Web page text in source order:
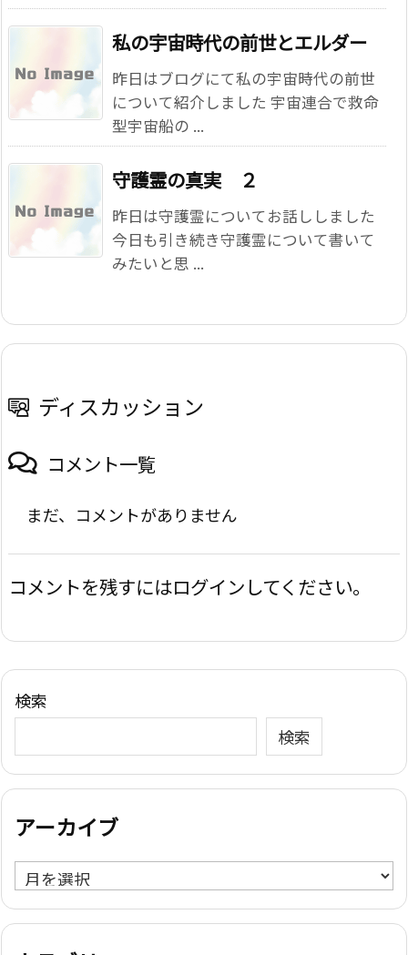
私の宇宙時代の前世とエルダー
昨日はブログにて私の宇宙時代の前世
について紹介しました 宇宙連合で救命
型宇宙船の ...
守護霊の真実 ２
昨日は守護霊についてお話ししました
今日も引き続き守護霊について書いて
みたいと思 ...
ディスカッション
コメント一覧
まだ、コメントがありません
コメントを残すにはログインしてください。
検索
検索
アーカイブ
ア
ー
カ